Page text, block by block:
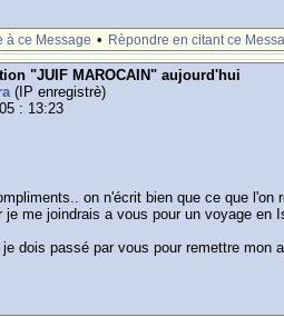
à ce Message • Rèpondre en citant ce
"JUIF MAROCAIN" aujourd'hui
(IP enregistrè)
: 13:23
on n'écrit bien que ce que l'on
je me joindrais a vous pour un voyage en
je dois passé par vous pour remettre mon